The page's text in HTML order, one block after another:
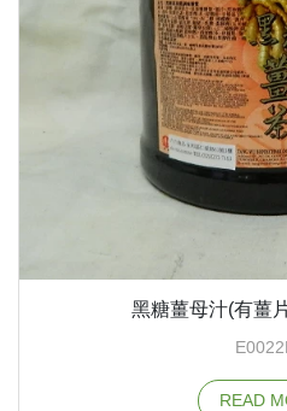
黑糖薑母汁(有薑
READ